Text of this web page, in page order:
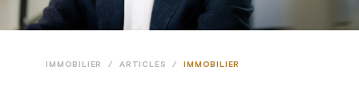
IMMOBILIER / ARTICLES / IMMOBILIER